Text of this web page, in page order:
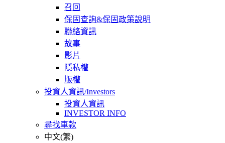
召回
保固查詢&保固政策說明
聯絡資訊
故事
影片
隱私權
版權
投資人資訊/Investors
投資人資訊
INVESTOR INFO
尋找車款
中文(繁)